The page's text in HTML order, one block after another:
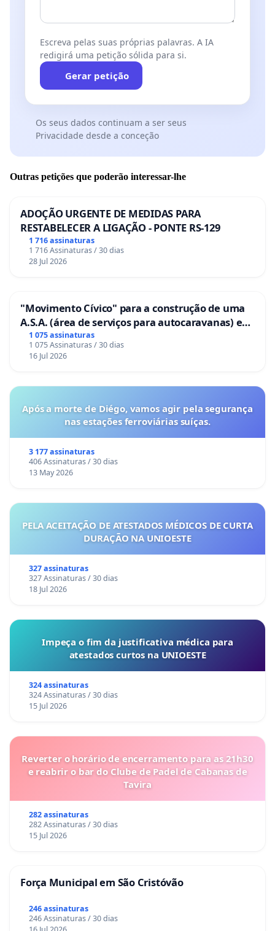
Escreva pelas suas próprias palavras. A IA
redigirá uma petição sólida para si.
Gerar petição
Os seus dados continuam a ser seus
Privacidade desde a conceção
Outras petições que poderão interessar-lhe
ADOÇÃO URGENTE DE MEDIDAS PARA
RESTABELECER A LIGAÇÃO - PONTE RS-129
1 716 assinaturas
1 716 Assinaturas / 30 dias
28 Jul 2026
"Movimento Cívico" para a construção de uma
A.S.A. (área de serviços para autocaravanas) em
Coimbra
1 075 assinaturas
1 075 Assinaturas / 30 dias
16 Jul 2026
Após a morte de Diégo, vamos agir pela segurança
nas estações ferroviárias suíças.
3 177 assinaturas
406 Assinaturas / 30 dias
13 May 2026
PELA ACEITAÇÃO DE ATESTADOS MÉDICOS DE CURTA
DURAÇÃO NA UNIOESTE
327 assinaturas
327 Assinaturas / 30 dias
18 Jul 2026
Impeça o fim da justificativa médica para
atestados curtos na UNIOESTE
324 assinaturas
324 Assinaturas / 30 dias
15 Jul 2026
Reverter o horário de encerramento para as 21h30
e reabrir o bar do Clube de Padel de Cabanas de
Tavira
282 assinaturas
282 Assinaturas / 30 dias
15 Jul 2026
Força Municipal em São Cristóvão
246 assinaturas
246 Assinaturas / 30 dias